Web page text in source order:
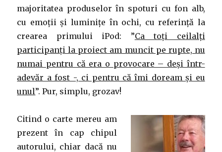
majoritatea produselor în spoturi cu fon alb,
cu emoții și luminițe în ochi, cu referință la
crearea primului iPod: ”Ca toți ceilalți
participanți la proiect am muncit pe rupte, nu
numai pentru că era o provocare – deși într-
adevăr a fost -, ci pentru că îmi doream și eu
unul”. Pur, simplu, grozav!
Citind o carte mereu am
prezent în cap chipul
autorului, chiar dacă nu